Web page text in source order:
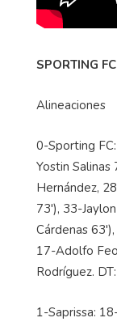
SPORTING
Alineaciones
0-Sporting
Yostin
Hernández,
73'), 33-
Cárdenas
17-Adolfo
Rodríguez.
1-Saprissa: